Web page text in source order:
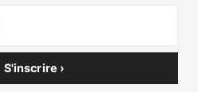
S'inscrire ›